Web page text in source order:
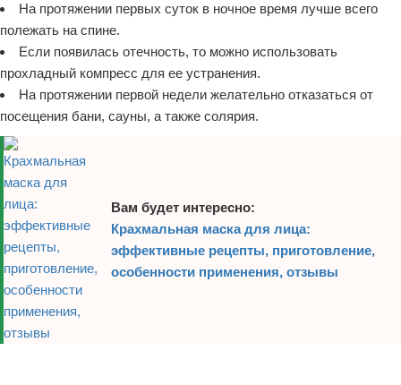
На протяжении первых суток в ночное время лучше всего
полежать на спине.
Если появилась отечность, то можно использовать
прохладный компресс для ее устранения.
На протяжении первой недели желательно отказаться от
посещения бани, сауны, а также солярия.
Вам будет интересно:
Крахмальная маска для лица:
эффективные рецепты, приготовление,
особенности применения, отзывы